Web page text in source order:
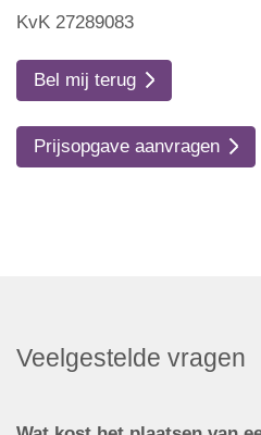
KvK 27289083
Bel mij terug
Prijsopgave aanvragen
Veelgestelde vragen